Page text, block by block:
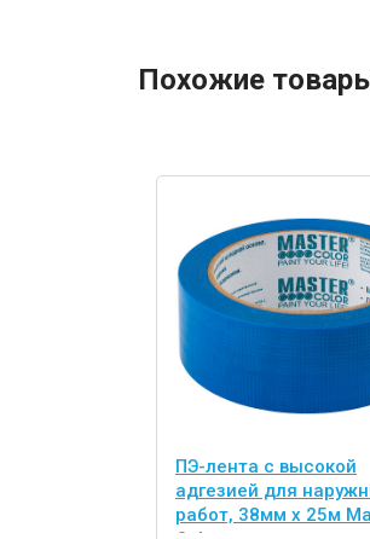
Похожие
ПЭ-лента с высокой
адгезией для
работ, 38мм x 25м